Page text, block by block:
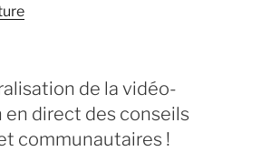
de
7
juin
2021,
de la vidéo-
direct des conseils
communautaires !